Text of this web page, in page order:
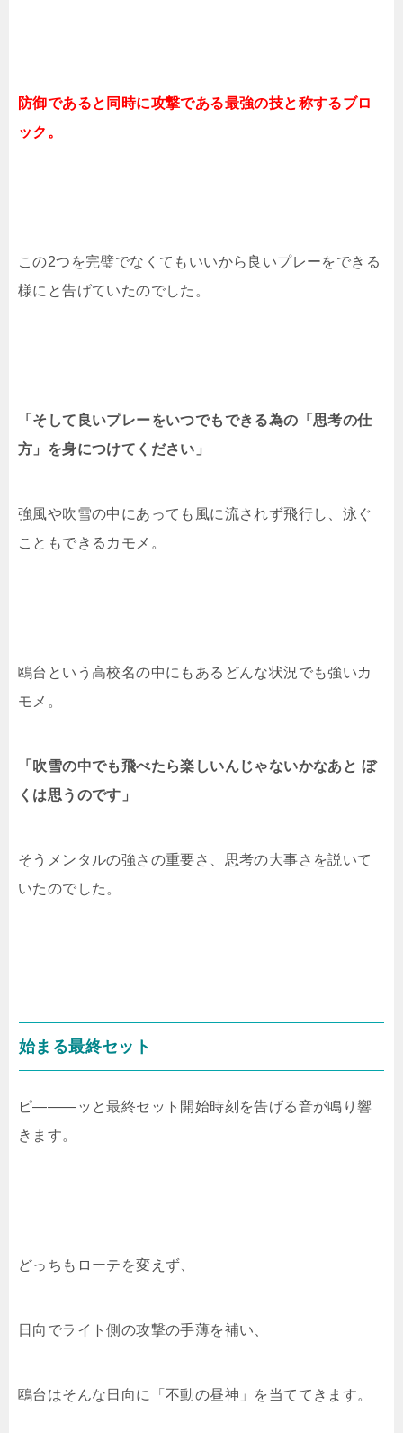
防御であると同時に攻撃である最強の技と称するブロ
ック。
この2つを完璧でなくてもいいから良いプレーをできる
様にと告げていたのでした。
「そして良いプレーをいつでもできる為の「思考の仕
方」を身につけてください」
強風や吹雪の中にあっても風に流されず飛行し、泳ぐ
こともできるカモメ。
鴎台という高校名の中にもあるどんな状況でも強いカ
モメ。
「吹雪の中でも飛べたら楽しいんじゃないかなあと ぼ
くは思うのです」
そうメンタルの強さの重要さ、思考の大事さを説いて
いたのでした。
始まる最終セット
ピ―――ッと最終セット開始時刻を告げる音が鳴り響
きます。
どっちもローテを変えず、
日向でライト側の攻撃の手薄を補い、
鴎台はそんな日向に「不動の昼神」を当ててきます。